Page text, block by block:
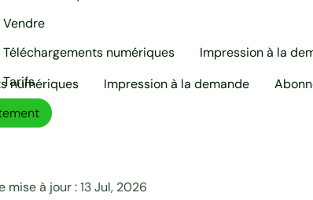
Vendre
Téléchargements numériques
Impression à la
Tarifs
numériques Impression à la demande
mise à jour :13 Jul, 2026